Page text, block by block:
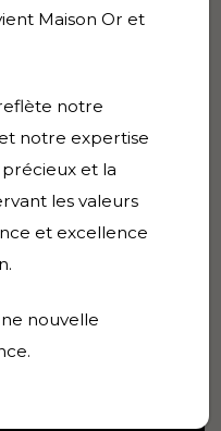
de
Maison Or et
notre
notre expertise
et la
les valeurs
et excellence
nouvelle